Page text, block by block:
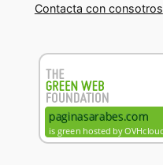
Contacta con consotros